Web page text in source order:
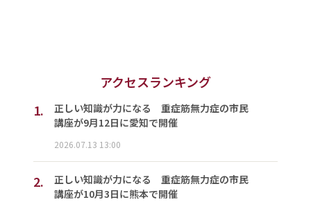
アクセスランキング
1.
正しい知識が力になる 重症筋無力症の市民
講座が9月12日に愛知で開催
2026.07.13 13:00
2.
正しい知識が力になる 重症筋無力症の市民
講座が10月3日に熊本で開催